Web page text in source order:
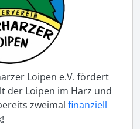
Loipen e.V. fördert
der Loipen im Harz und
zweimal finanziell